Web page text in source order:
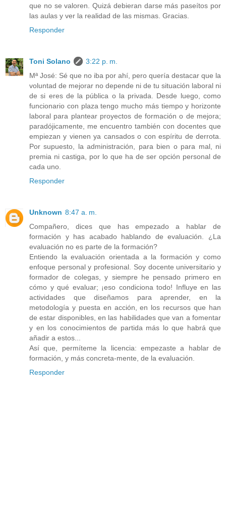
que no se valoren. Quizá debieran darse más paseítos por
las aulas y ver la realidad de las mismas. Gracias.
Responder
Toni Solano
3:22 p. m.
Mª José: Sé que no iba por ahí, pero quería destacar que la
voluntad de mejorar no depende ni de tu situación laboral ni
de si eres de la pública o la privada. Desde luego, como
funcionario con plaza tengo mucho más tiempo y horizonte
laboral para plantear proyectos de formación o de mejora;
paradójicamente, me encuentro también con docentes que
empiezan y vienen ya cansados o con espíritu de derrota.
Por supuesto, la administración, para bien o para mal, ni
premia ni castiga, por lo que ha de ser opción personal de
cada uno.
Responder
Unknown 8:47 a. m.
Compañero, dices que has empezado a hablar de
formación y has acabado hablando de evaluación. ¿La
evaluación no es parte de la formación?
Entiendo la evaluación orientada a la formación y como
enfoque personal y profesional. Soy docente universitario y
formador de colegas, y siempre he pensado primero en
cómo y qué evaluar; ¡eso condiciona todo! Influye en las
actividades que diseñamos para aprender, en la
metodología y puesta en acción, en los recursos que han
de estar disponibles, en las habilidades que van a fomentar
y en los conocimientos de partida más lo que habrá que
añadir a estos...
Así que, permíteme la licencia: empezaste a hablar de
formación, y más concreta-mente, de la evaluación.
Responder